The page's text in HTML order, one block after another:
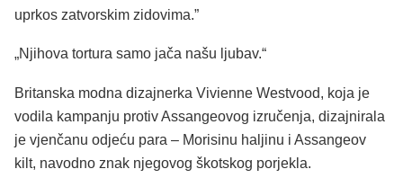
uprkos zatvorskim zidovima.”
„Njihova tortura samo jača našu ljubav.“
Britanska modna dizajnerka Vivienne Westvood, koja je
vodila kampanju protiv Assangeovog izručenja, dizajnirala
je vjenčanu odjeću para – Morisinu haljinu i Assangeov
kilt, navodno znak njegovog škotskog porjekla.